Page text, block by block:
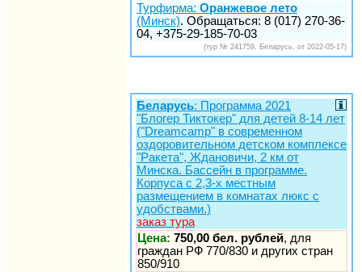
Турфирма: Оранжевое лето
(Минск). Обращаться: 8 (017) 270-36-
04, +375-29-185-70-03
(тур № 241759, Беларусь, от 2022-05-17)
Беларусь: Программа 2021
"Блогер Тиктокер" для детей 8-14 лет
("Dreamcamp" в cовременном
оздоровительном детском комплексе
"Ракета", Ждановичи, 2 км от
Минска. Бассейн в программе.
Корпуса с 2,3-х местным
размещением в комнатах люкс с
удобствами.)
заказ тура
Цена: 750,00 бел. рублей, для
граждан РФ 770/830 и других стран
850/910